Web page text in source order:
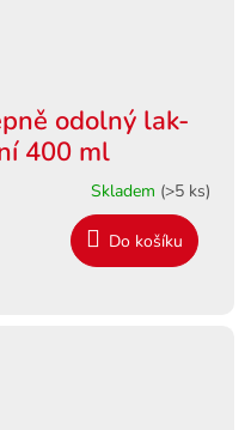
odolný lak-
400 ml
Skladem (>5 ks)
Do košíku